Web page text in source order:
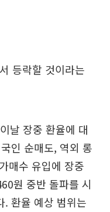
등락할 것이라는
날 장중 환율에 대
인 순매도, 역외 롱
매수 유입에 장중
원 중반 돌파를 시
. 환율 예상 범위는